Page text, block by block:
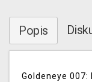
Popis
Goldeneye